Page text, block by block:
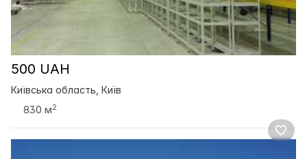
500 UAH
Київська область, Київ
830 м2